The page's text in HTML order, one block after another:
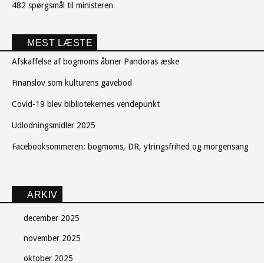
482 spørgsmål til ministeren
MEST LÆSTE
Afskaffelse af bogmoms åbner Pandoras æske
Finanslov som kulturens gavebod
Covid-19 blev bibliotekernes vendepunkt
Udlodningsmidler 2025
Facebooksommeren: bogmoms, DR, ytringsfrihed og morgensang
ARKIV
december 2025
november 2025
oktober 2025